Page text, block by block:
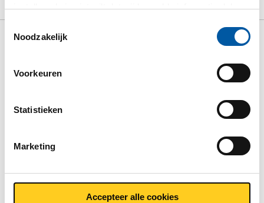
instellen als je niet wilt dat wij bepaalde informatie delen.
partijen waarmee wij samenwerken vind je in ons
Noodzakelijk
Voorkeuren
Statistieken
Marketing
Accepteer alle cookies
Downloads Specificaties
AW-6060 T66 Z-profiel
Prijzen per Euro per: 1 KG
2810-0046-1561515
Alu Z-profiel EN AW-6060 T66 15x6x15x1,5 a 6 mtr